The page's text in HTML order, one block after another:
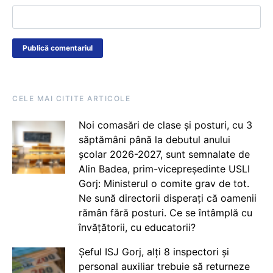
CELE MAI CITITE ARTICOLE
Noi comasări de clase și posturi, cu 3
săptămâni până la debutul anului
școlar 2026-2027, sunt semnalate de
Alin Badea, prim-vicepreședinte USLI
Gorj: Ministerul o comite grav de tot.
Ne sună directorii disperați că oamenii
rămân fără posturi. Ce se întâmplă cu
învățătorii, cu educatorii?
Șeful ISJ Gorj, alți 8 inspectori și
personal auxiliar trebuie să returneze